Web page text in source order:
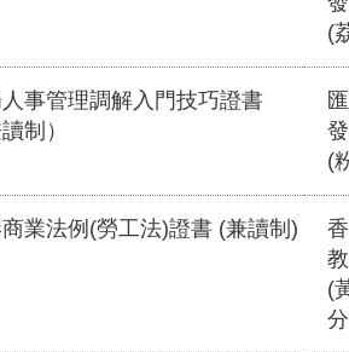
(
事管理調解入門技巧證書
讀制）
(
業法例(勞工法)證書 (兼讀制)
(